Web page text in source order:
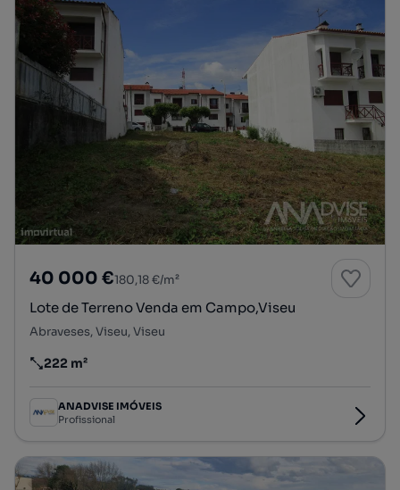
40 000 €180,18 €/m²
Lote de Terreno Venda em Campo,Viseu
Abraveses, Viseu, Viseu
Preço por metro quadrado
222 m²
ANADVISE IMÓVEIS
Profissional